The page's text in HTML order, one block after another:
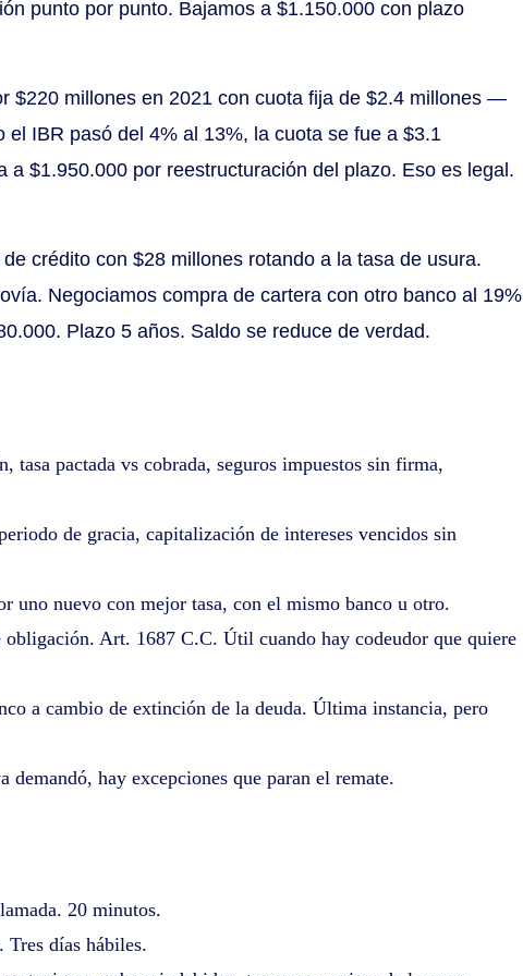
punto por punto. Bajamos a $1.150.000 con plazo
$220 millones en 2021 con cuota fija de $2.4 millones —
IBR pasó del 4% al 13%, la cuota se fue a $3.1
$1.950.000 por reestructuración del plazo. Eso es legal.
crédito con $28 millones rotando a la tasa de usura.
Negociamos compra de cartera con otro banco al 19%
Plazo 5 años. Saldo se reduce de verdad.
pactada vs cobrada, seguros impuestos sin firma,
de gracia, capitalización de intereses vencidos sin
nuevo con mejor tasa, con el mismo banco u otro.
Art. 1687 C.C. Útil cuando hay codeudor que quiere
a cambio de extinción de la deuda. Última instancia, pero
hay excepciones que paran el remate.
20 minutos.
días hábiles.